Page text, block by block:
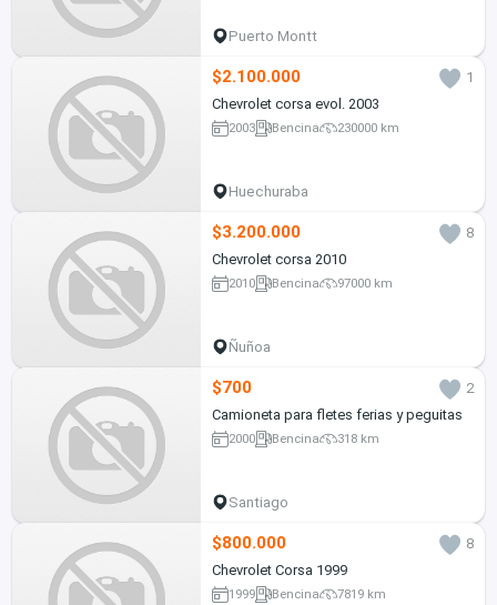
Puerto Montt
$2.100.000
1
Chevrolet corsa evol. 2003
2003 Bencina 230000 km
Huechuraba
$3.200.000
8
Chevrolet corsa 2010
2010 Bencina 97000 km
Ñuñoa
$700
2
Camioneta para fletes ferias y peguitas
2000 Bencina 318 km
Santiago
$800.000
8
Chevrolet Corsa 1999
1999 Bencina 7819 km